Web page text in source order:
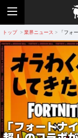
トップ > 業界ニュース > 「フォ
「フォートナ